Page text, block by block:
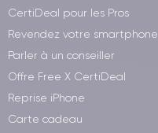
CertiDeal pour les Pros
Revendez votre smartphone
Parler à un conseiller
Offre Free X CertiDeal
Reprise iPhone
Carte cadeau